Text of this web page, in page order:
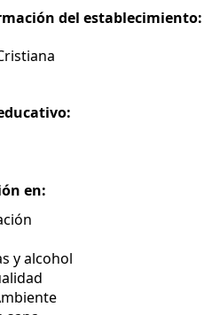
del establecimiento:
en:
y alcohol